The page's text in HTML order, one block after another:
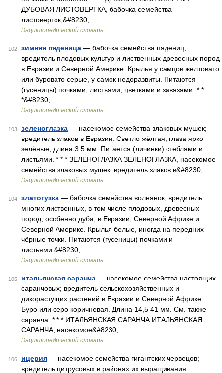
ДУБОВАЯ ЛИСТОВЕРТКА, бабочка семейства
листоверток;&#8230; …
Энциклопедический словарь
102 зимняя пяденица — бабочка семейства пядениц;
вредитель плодовых культур и лиственных древесных пород
в Евразии и Северной Америке. Крылья у самцов желтовато
или буровато серые, у самок недоразвиты. Питаются
(гусеницы) почками, листьями, цветками и завязями. * *
*&#8230; …
Энциклопедический словарь
103 зеленоглазка — насекомое семейства злаковых мушек;
вредитель злаков в Евразии. Светло жёлтая, глаза ярко
зелёные, длина 3 5 мм. Питается (личинки) стеблями и
листьями. * * * ЗЕЛЕНОГЛАЗКА ЗЕЛЕНОГЛАЗКА, насекомое
семейства злаковых мушек; вредитель злаков в&#8230; …
Энциклопедический словарь
104 златогузка — бабочка семейства волнянок; вредитель
многих лиственных, в том числе плодовых, древесных
пород, особенно дуба, в Евразии, Северной Африке и
Северной Америке. Крылья белые, иногда на передних
чёрные точки. Питаются (гусеницы) почками и
листьями.&#8230; …
Энциклопедический словарь
105 итальянская саранча — насекомое семейства настоящих
саранчовых; вредитель сельскохозяйственных и
дикорастущих растений в Евразии и Северной Африке.
Буро или серо коричневая. Длина 14,5 41 мм. См. также
саранча. * * * ИТАЛЬЯНСКАЯ САРАНЧА ИТАЛЬЯНСКАЯ
САРАНЧА, насекомое&#8230; …
Энциклопедический словарь
106 ицерия — насекомое семейства гигантских червецов;
вредитель цитрусовых в районах их выращивания.